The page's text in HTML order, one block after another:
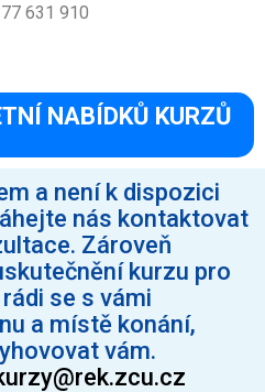
631 910
NABÍDKŮ KURZŮ
a není k dispozici
nás kontaktovat
Zároveň
kurzu pro
se s vámi
a místě konání,
vám.